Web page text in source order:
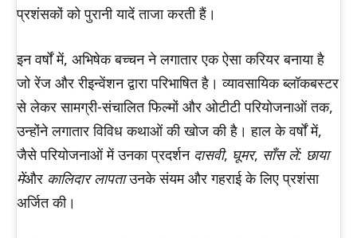
प्रशंसकों को पुरानी यादें ताजा करती हैं।
इन वर्षों में, अभिषेक बच्चन ने लगातार एक ऐसा करियर बनाया है
जो रेंज और रीइन्वेंशन द्वारा परिभाषित है। व्यावसायिक ब्लॉकबस्टर
से लेकर सामग्री-संचालित फिल्मों और ओटीटी परियोजनाओं तक,
उन्होंने लगातार विविध कथाओं की खोज की है। हाल के वर्षों में,
जैसे परियोजनाओं में उनका प्रदर्शन दासवी, घूमर, साँस लें: छाया
मेंऔर कालिदार लापताउनके संयम और गहराई के लिए प्रशंसा
अर्जित की।